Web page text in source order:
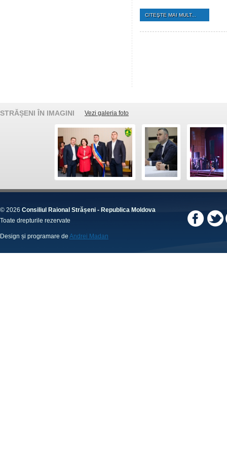
CITEŞTE MAI MULT...
STRĂȘENI ÎN IMAGINI Vezi galeria foto
© 2026 Consiliul Raional Strășeni - Republica Moldova
Toate drepturile rezervate
Design și programare de Andrei Madan